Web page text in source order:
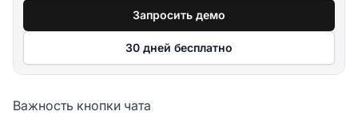
Запросить демо
30 дней бесплатно
Важность кнопки чата